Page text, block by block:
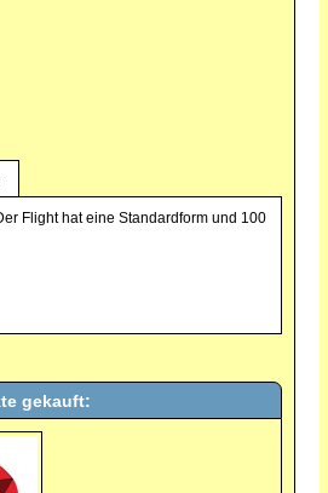
Flight hat eine Standardform und 100
gekauft: